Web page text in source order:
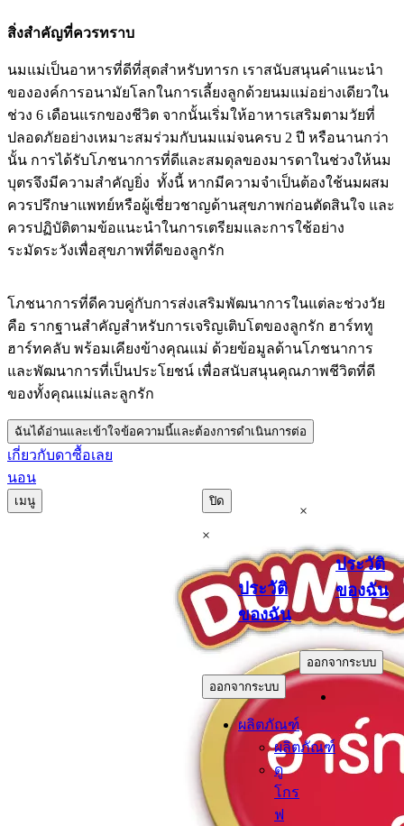
สิ่งสำคัญที่ควรทราบ
นมแม่เป็นอาหารที่ดีที่สุดสำหรับทารก เราสนับสนุนคำแนะนำ
ขององค์การอนามัยโลกในการเลี้ยงลูกด้วยนมแม่อย่างเดียวใน
ช่วง 6 เดือนแรกของชีวิต จากนั้นเริ่มให้อาหารเสริมตามวัยที่
ปลอดภัยอย่างเหมาะสมร่วมกับนมแม่จนครบ 2 ปี หรือนานกว่า
นั้น การได้รับโภชนาการที่ดีและสมดุลของมารดาในช่วงให้นม
บุตรจึงมีความสำคัญยิ่ง ทั้งนี้ หากมีความจำเป็นต้องใช้นมผสม
ควรปรึกษาแพทย์หรือผู้เชี่ยวชาญด้านสุขภาพก่อนตัดสินใจ และ
ควรปฏิบัติตามข้อแนะนำในการเตรียมและการใช้อย่าง
ระมัดระวังเพื่อสุขภาพที่ดีของลูกรัก
โภชนาการที่ดีควบคู่กับการส่งเสริมพัฒนาการในแต่ละช่วงวัย
คือ รากฐานสำคัญสำหรับการเจริญเติบโตของลูกรัก ฮาร์ททู
ฮาร์ทคลับ พร้อมเคียงข้างคุณแม่ ด้วยข้อมูลด้านโภชนาการ
และพัฒนาการที่เป็นประโยชน์ เพื่อสนับสนุนคุณภาพชีวิตที่ดี
ของทั้งคุณแม่และลูกรัก
ฉันได้อ่านและเข้าใจข้อความนี้และต้องการดำเนินการต่อ
เกี่ยวกับดา
นอน
ซื้อเลย
เมนู ปิด
×
ประวัติ
ของฉัน
.
ออกจากระบบ
ผลิตภัณฑ์
ผลิตภัณฑ์
ดู
โกร
ฟ
×
ประวัติ
ของฉัน
.
ออกจากระบบ